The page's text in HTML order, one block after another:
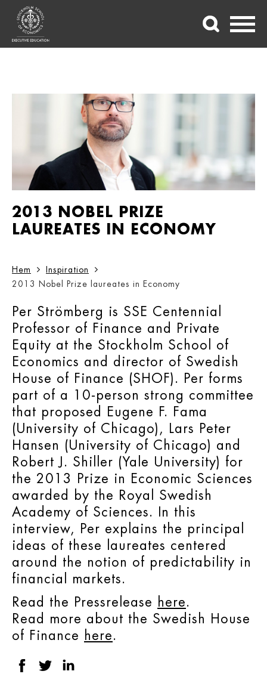
2013 NOBEL PRIZE
LAUREATES IN ECONOMY
Hem
Inspiration
2013 Nobel Prize laureates in Economy
Per Strömberg is SSE Centennial
Professor of Finance and Private
Equity at the Stockholm School of
Economics and director of Swedish
House of Finance (SHOF). Per forms
part of a 10-person strong committee
that proposed Eugene F. Fama
(University of Chicago), Lars Peter
Hansen (University of Chicago) and
Robert J. Shiller (Yale University) for
the 2013 Prize in Economic Sciences
awarded by the Royal Swedish
Academy of Sciences. In this
interview, Per explains the principal
ideas of these laureates centered
around the notion of predictability in
financial markets.
Read the Pressrelease here.
Read more about the Swedish House
of Finance here.